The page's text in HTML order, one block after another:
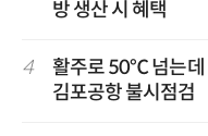
방 생산 시 혜택
4
활주로 50℃ 넘는데
김포공항 불시점검